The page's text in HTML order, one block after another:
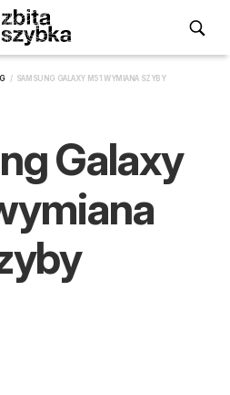
/ SAMSUNG GALAXY M51 WYMIANA SZYBY
Galaxy